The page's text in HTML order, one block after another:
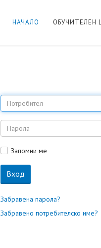
НАЧАЛО ОБУЧИТЕЛЕН
Запомни ме
Вход
Забравена парола?
Забравено потребителско име?